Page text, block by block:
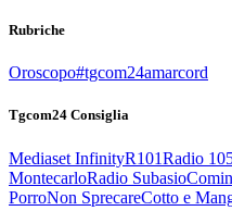
Rubriche
Oroscopo#tgcom24amarcord
Tgcom24 Consiglia
Mediaset InfinityR101Radio
MontecarloRadio Subasio
PorroNon SprecareCotto e